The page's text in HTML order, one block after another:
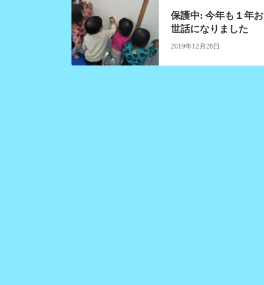
保護中: 今年も１年お
世話になりました
2019年12月28日